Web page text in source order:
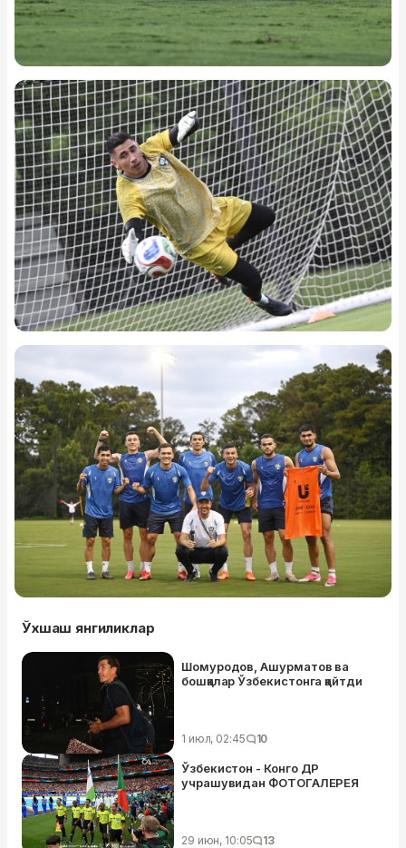
Ўхшаш янгиликлар
Шомуродов, Ашурматов ва
бошқалар Ўзбекистонга қайтди
1 июл, 02:45 10
Ўзбекистон - Конго ДР
учрашувидан ФОТОГАЛЕРЕЯ
29 июн, 10:05 13